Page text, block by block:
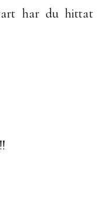
har du hittat